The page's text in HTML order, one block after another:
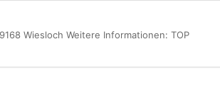
Wiesloch Weitere Informationen: TOP